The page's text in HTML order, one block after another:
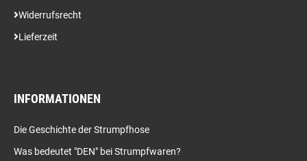
Widerrufsrecht
Lieferzeit
INFORMATIONEN
Die Geschichte der Strumpfhose
Was bedeutet "DEN" bei Strumpfwaren?